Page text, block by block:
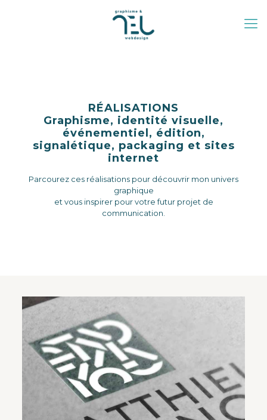
RÉALISATIONS
Graphisme, identité visuelle,
événementiel, édition,
signalétique, packaging et sites
internet
Parcourez ces réalisations pour découvrir mon univers
graphique
et vous inspirer pour votre futur projet de
communication.